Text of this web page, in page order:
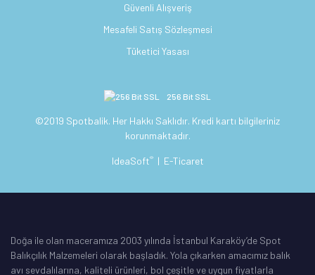
Güvenli Alışveriş
Mesafeli Satış Sözleşmesi
Tüketici Yasası
256 Bit SSL
©2019 Spotbalik. Her Hakkı Saklıdır. Kredi kartı bilgileriniz
korunmaktadır.
IdeaSoft® | E-Ticaret
Doğa ile olan maceramıza 2003 yılında İstanbul Karaköy’de Spot
Balıkçılık Malzemeleri olarak başladık. Yola çıkarken amacımız balık
avı sevdalılarına, kaliteli ürünleri, bol çeşitle ve uygun fiyatlarla